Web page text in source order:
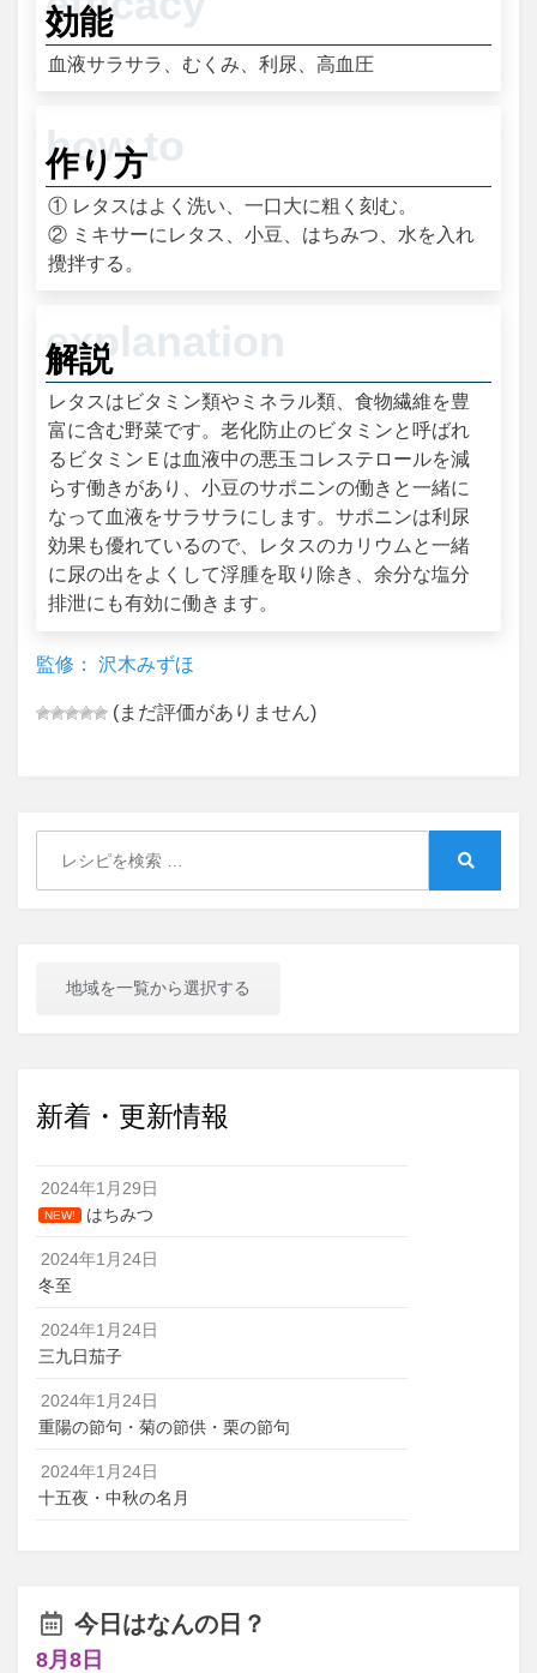
効能
血液サラサラ、むくみ、利尿、高血圧
作り方
① レタスはよく洗い、一口大に粗く刻む。
② ミキサーにレタス、小豆、はちみつ、水を入れ
攪拌する。
解説
レタスはビタミン類やミネラル類、食物繊維を豊
富に含む野菜です。老化防止のビタミンと呼ばれ
るビタミンＥは血液中の悪玉コレステロールを減
らす働きがあり、小豆のサポニンの働きと一緒に
なって血液をサラサラにします。サポニンは利尿
効果も優れているので、レタスのカリウムと一緒
に尿の出をよくして浮腫を取り除き、余分な塩分
排泄にも有効に働きます。
監修： 沢木みずほ
(まだ評価がありません)
地域を一覧から選択する
新着・更新情報
2024年1月29日
NEW! はちみつ
2024年1月24日
冬至
2024年1月24日
三九日茄子
2024年1月24日
重陽の節句・菊の節供・栗の節句
2024年1月24日
十五夜・中秋の名月
今日はなんの日？
8月8日